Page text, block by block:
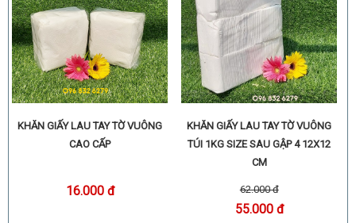
KHĂN GIẤY LAU TAY TỜ VUÔNG
CAO CẤP
16.000 đ
KHĂN GIẤY LAU TAY TỜ VUÔNG
TÚI 1KG SIZE SAU GẬP 4 12X12
CM
62.000 đ
55.000 đ